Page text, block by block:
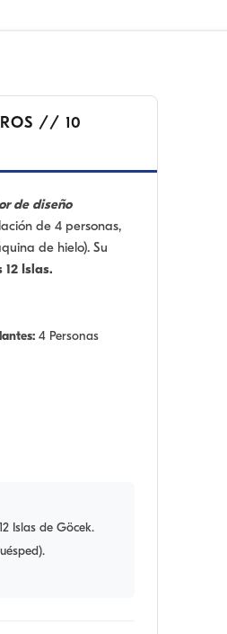
// 10
de diseño
de 4 personas,
de hielo). Su
Islas.
4 Personas
Islas de Göcek.